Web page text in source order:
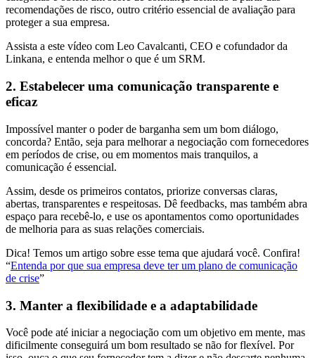
recomendações de risco, outro critério essencial de avaliação para
proteger a sua empresa.
Assista a este vídeo com Leo Cavalcanti, CEO e cofundador da
Linkana, e entenda melhor o que é um SRM.
2. Estabelecer uma comunicação transparente e
eficaz
Impossível manter ​​o poder de barganha sem um bom diálogo,
concorda? Então, seja para melhorar a negociação com fornecedores
em períodos de crise, ou em momentos mais tranquilos, a
comunicação é essencial.
Assim, desde os primeiros contatos, priorize conversas claras,
abertas, transparentes e respeitosas. Dê feedbacks, mas também abra
espaço para recebê-lo, e use os apontamentos como oportunidades
de melhoria para as suas relações comerciais.
Dica! Temos um artigo sobre esse tema que ajudará você. Confira!
“Entenda por que sua empresa deve ter um plano de comunicação
de crise”
3. Manter a flexibilidade e a adaptabilidade
Você pode até iniciar a negociação com um objetivo em mente, mas
dificilmente conseguirá um bom resultado se não for flexível. Por